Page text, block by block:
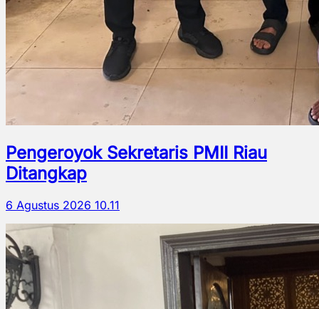
Pengeroyok Sekretaris PMII Riau
Ditangkap
6 Agustus 2026 10.11